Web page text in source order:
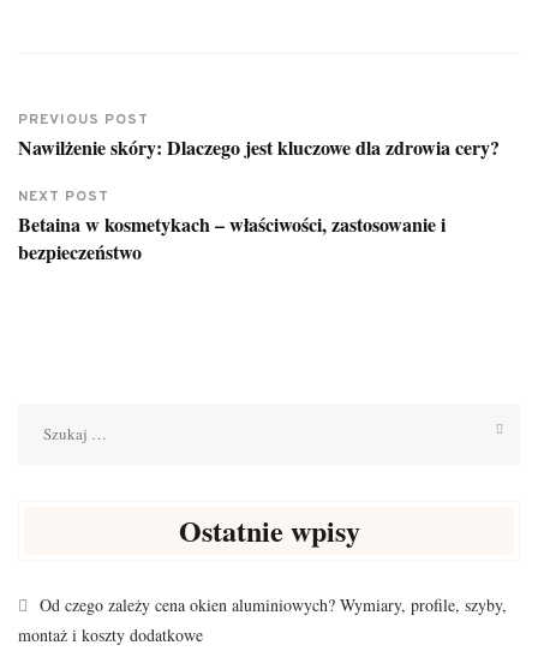
PREVIOUS POST
Nawilżenie skóry: Dlaczego jest kluczowe dla zdrowia cery?
NEXT POST
Betaina w kosmetykach – właściwości, zastosowanie i
bezpieczeństwo
Ostatnie wpisy
Od czego zależy cena okien aluminiowych? Wymiary, profile, szyby,
montaż i koszty dodatkowe